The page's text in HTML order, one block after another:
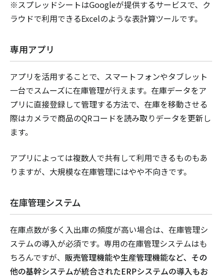
※スプレッドシートはGoogleが提供するサービスで、ク
ラウドで利用できるExcelのような表計算ツールです。
専用アプリ
アプリを活用することで、スマートフォンやタブレット
一台でスムーズに在庫管理が行えます。在庫データをア
プリに直接登録して管理する方法で、在庫を移動させる
際はカメラで商品のQRコードを読み取りデータを更新し
ます。
アプリによっては複数人で共有して利用できるものもあ
りますが、大規模な在庫管理にはやや不向きです。
在庫管理システム
在庫点数が多く入出庫の頻度が高い場合は、在庫管理シ
ステムの導入が必須です。専用の在庫管理システムはも
ちろんですが、 販売管理機能や生産管理機能など、その
他の基幹システムが統合されたERPシステムの導入もお